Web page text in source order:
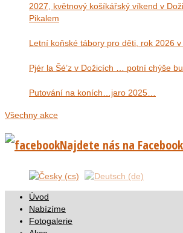
2027, květnový košíkářský víkend v
Pikalem
Letní koňské tábory pro děti, rok 2026
Pjér la Šé’z v Dožicích … potní chýše
Putování na koních…jaro 2025…
Všechny akce
Najdete nás na
Úvod
Nabízíme
Fotogalerie